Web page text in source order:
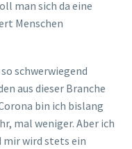
man sich da eine
Menschen
schwerwiegend
aus dieser Branche
bin ich bislang
mal weniger. Aber ich
mir wird stets ein